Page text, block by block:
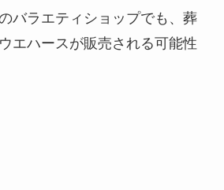
バラエティショップでも、葬
エハースが販売される可能性